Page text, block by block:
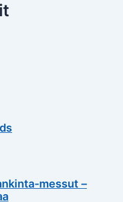
messut –